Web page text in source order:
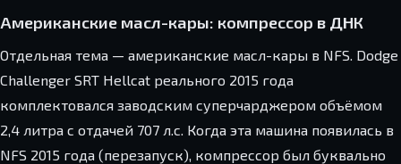
Американские масл-кары: компрессор в ДНК
Отдельная тема — американские масл-кары в NFS. Dodge
Challenger SRT Hellcat реального 2015 года
комплектовался заводским суперчарджером объёмом
2,4 литра с отдачей 707 л.с. Когда эта машина появилась в
NFS 2015 года (перезапуск), компрессор был буквально